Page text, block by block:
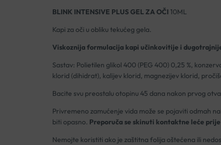
BLINK INTENSIVE PLUS GEL ZA OČI 10ML
Kapi za oči u obliku tekućeg gela.
Viskoznija formulacija kapi učinkovitije i
Sastav: Polietilen glikol 400 (PEG 400) 0,25 %,
klorid (dihidrat), kalijev klorid, magnezijev klorid,
Bacite svu preostalu otopinu 45 dana nakon prvog
Privremeno zamućenje vida može se pojaviti odmah
biti opasno. Preporuča se skinuti kontaktne leće
Nemojte koristiti ako je zaštitna folija oštećena ili